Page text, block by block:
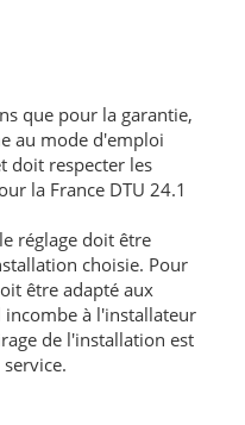
que pour la garantie,
au mode d'emploi
doit respecter les
la France DTU 24.1
réglage doit être
choisie. Pour
être adapté aux
à l'installateur
de l'installation est